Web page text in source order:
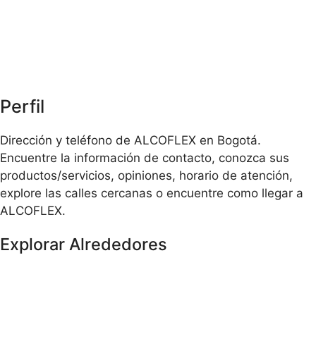
Perfil
Dirección y teléfono de ALCOFLEX en Bogotá.
Encuentre la información de contacto, conozca sus
productos/servicios, opiniones, horario de atención,
explore las calles cercanas o encuentre como llegar a
ALCOFLEX.
Explorar Alrededores